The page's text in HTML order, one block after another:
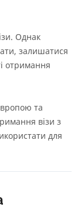
Однак
залишатися
отримання
та
візи з
для